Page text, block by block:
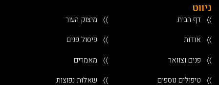
ניווט
〉〉 דף הבית
〉〉 אודות
〉〉 פנים וצוואר
〉〉 טיפולים נוספים
〉〉 מיצוק העור
〉〉 פיסול פנים
〉〉 מאמרים
〉〉 שאלות נפוצות